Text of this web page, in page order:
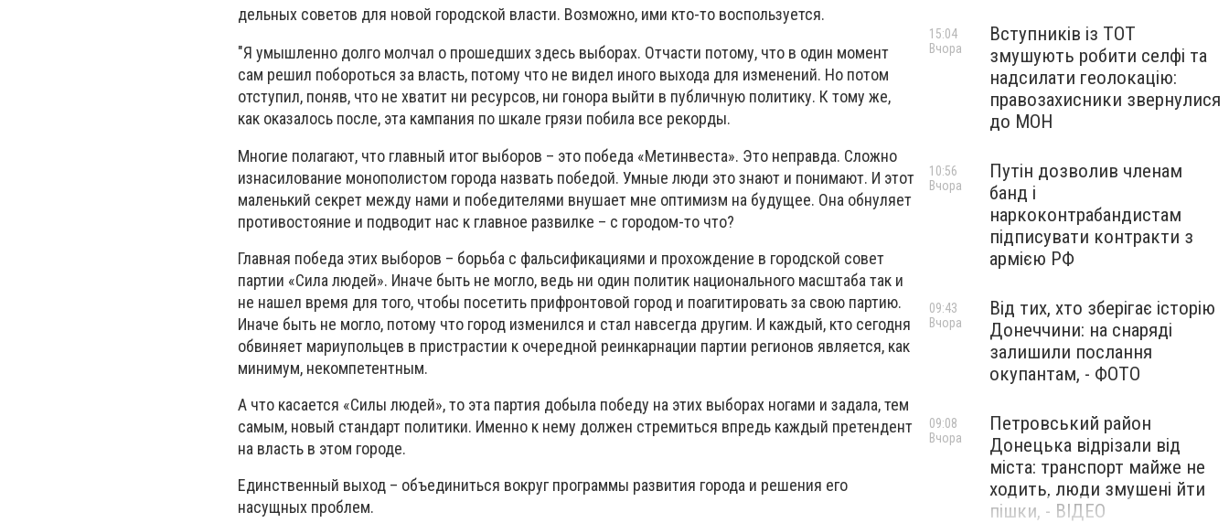
дельных советов для новой городской власти. Возможно, ими кто-то воспользуется.
"Я умышленно долго молчал о прошедших здесь выборах. Отчасти потому, что в один момент
сам решил побороться за власть, потому что не видел иного выхода для изменений. Но потом
отступил, поняв, что не хватит ни ресурсов, ни гонора выйти в публичную политику. К тому же,
как оказалось после, эта кампания по шкале грязи побила все рекорды.
Многие полагают, что главный итог выборов – это победа «Метинвеста». Это неправда. Сложно
изнасилование монополистом города назвать победой. Умные люди это знают и понимают. И этот
маленький секрет между нами и победителями внушает мне оптимизм на будущее. Она обнуляет
противостояние и подводит нас к главное развилке – с городом-то что?
Главная победа этих выборов – борьба с фальсификациями и прохождение в городской совет
партии «Сила людей». Иначе быть не могло, ведь ни один политик национального масштаба так и
не нашел время для того, чтобы посетить прифронтовой город и поагитировать за свою партию.
Иначе быть не могло, потому что город изменился и стал навсегда другим. И каждый, кто сегодня
обвиняет мариупольцев в пристрастии к очередной реинкарнации партии регионов является, как
минимум, некомпетентным.
А что касается «Силы людей», то эта партия добыла победу на этих выборах ногами и задала, тем
самым, новый стандарт политики. Именно к нему должен стремиться впредь каждый претендент
на власть в этом городе.
Единственный выход – объединиться вокруг программы развития города и решения его
насущных проблем.
Вступників із ТОТ
змушують робити селфі та
надсилати геолокацію:
правозахисники звернулися
до МОН
15:04
Вчора
Путін дозволив членам
банд і
наркоконтрабандистам
підписувати контракти з
армією РФ
10:56
Вчора
Від тих, хто зберігає історію
Донеччини: на снаряді
залишили послання
окупантам, - ФОТО
09:43
Вчора
Петровський район
Донецька відрізали від
міста: транспорт майже не
ходить, люди змушені йти
пішки, - ВІДЕО
09:08
Вчора